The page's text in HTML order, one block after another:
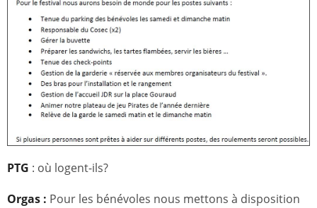
PTG : où logent-ils?
Orgas : Pour les bénévoles nous mettons à disposition